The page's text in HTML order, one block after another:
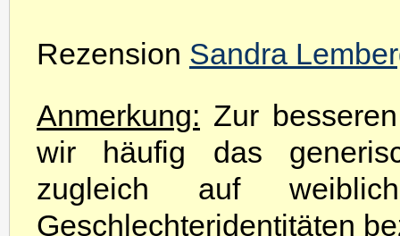
Rezension Sandra
Anmerkung: Zur
wir häufig das
zugleich auf
Geschlechteridentitäten